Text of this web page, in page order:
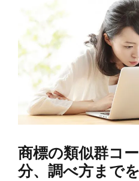
商標の類似群コ
分、調べ方まで